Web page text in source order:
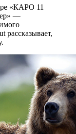
«КАРО 11
—
рассказывает,